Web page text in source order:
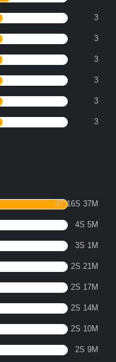
3
3
3
3
3
3
4T 16S 37M
4S 5M
3S 1M
2S 21M
2S 17M
2S 14M
2S 10M
2S 9M